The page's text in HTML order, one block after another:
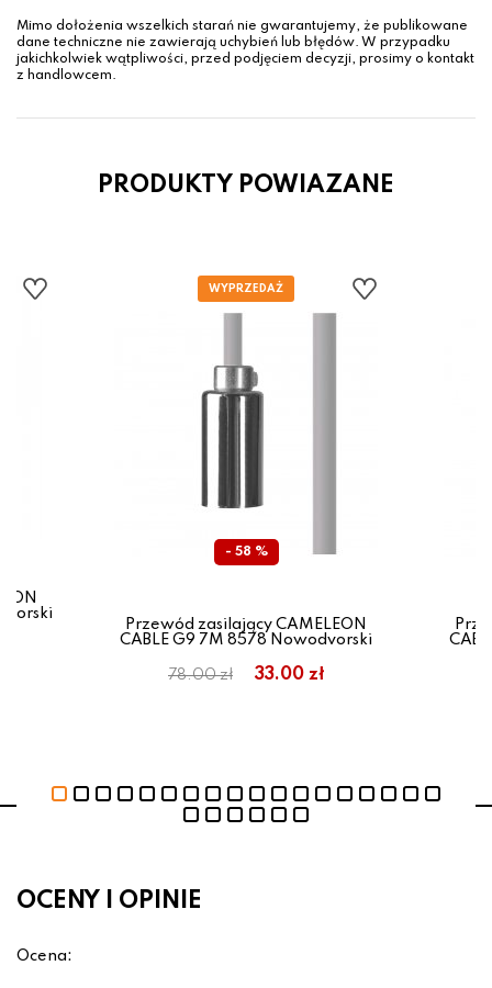
Mimo dołożenia wszelkich starań nie gwarantujemy, że publikowane
dane techniczne nie zawierają uchybień lub błędów. W przypadku
jakichkolwiek wątpliwości, przed podjęciem decyzji, prosimy o kontakt
z handlowcem.
PRODUKTY POWIAZANE
- 58 %
Przewód zasilający CAMELEON
CABLE G9 7M 8578 Nowodvorski
78.00 zł 33.00 zł
OCENY I OPINIE
Ocena: